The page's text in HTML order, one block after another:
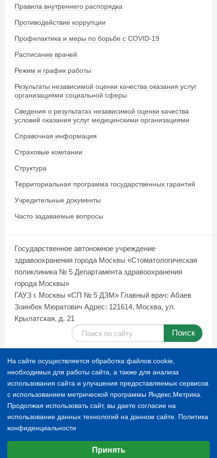
Правила внутреннего распорядка
Противодействие коррупции
Профилактика и меры по борьбе с COVID-19
Расписание врачей
Режим и график работы
Результаты независимой оценки качества оказания услуг
организациями социальной сферы
Сведения о результатах независимой оценки качества
условий оказания услуг медицинскими организациями
Справочная информация
Страховые компании
Структура
Территориальная программа государственных гарантий
Учредительные документы
Часто задаваемые вопросы
Государственное автономное учреждение
здравоохранения города Москвы «Стоматологическая
поликлиника № 5 Департамента здравоохранения
города Москвы»
ГАУЗ г. Москвы «СП № 5 ДЗМ» Главный врач: Абаев
Зоинбек Мюратович Адрес: 121614, Москва, ул.
Крылатская, д. 21
Поиск
Карта сайта
© 1996-2026 СТОМАТОЛОГИЧЕСКАЯ ПОЛИКЛИНИКА
№ 5
На сайте осуществляется обработка файлов cookie,
необходимых для работы сайта, а также для анализа
использования сайта и улучшения предоставляемых сервисов
с использованием метрической программы Яндекс.Метрика.
Продолжая использовать сайт, вы даете согласие на
использование данных технологий на данном сайте. Политика
конфиденциальности
Принять